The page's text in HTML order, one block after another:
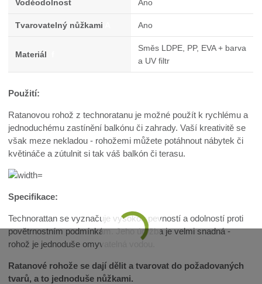
Voděodolnost Ano
Tvarovatelný nůžkami Ano
Materiál
Směs LDPE, PP, EVA + barva
a UV filtr
Použití:
Ratanovou rohož z technoratanu je možné použít k rychlému a
jednoduchému zastínění balkónu či zahrady. Vaší kreativitě se
však meze nekladou - rohožemi můžete potáhnout nábytek či
květináče a zútulnit si tak váš balkón či terasu.
Specifikace:
Technorattan se vyznačuje vysokou pevností a odolností proti
povětrnostním podmínkám. Jeho údržba je velmi snadná -
rohož je jednoduše omyvatelná vodou.
Ratanové rohože se dají dělit a tvarovat do požadovaných
tvarů, a to jednoduše nůžkami.